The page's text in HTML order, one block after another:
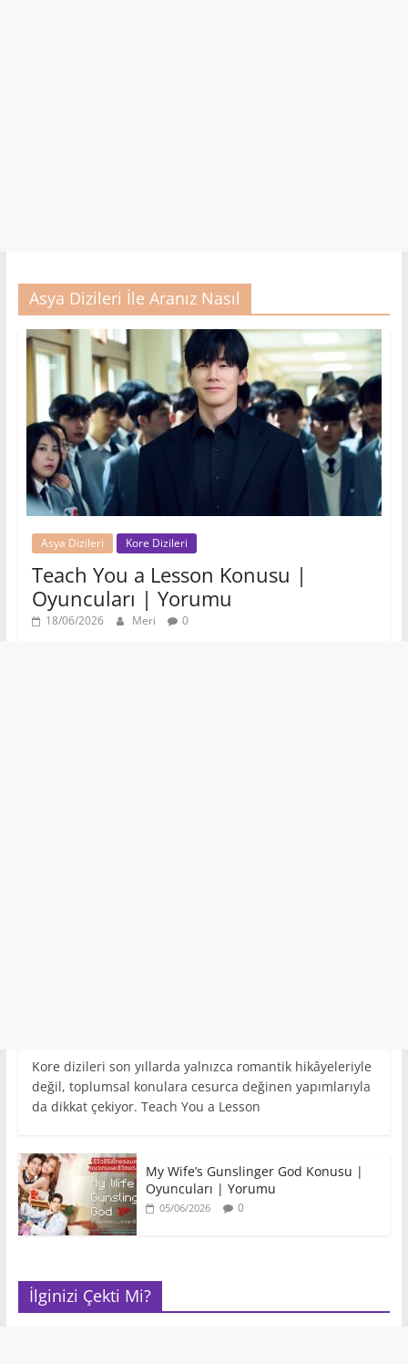
Asya Dizileri İle Aranız Nasıl
Asya Dizileri Kore Dizileri
Teach You a Lesson Konusu |
Oyuncuları | Yorumu
18/06/2026 Meri 0
Kore dizileri son yıllarda yalnızca romantik hikâyeleriyle
değil, toplumsal konulara cesurca değinen yapımlarıyla
da dikkat çekiyor. Teach You a Lesson
My Wife’s Gunslinger God Konusu |
Oyuncuları | Yorumu
05/06/2026 0
İlginizi Çekti Mi?